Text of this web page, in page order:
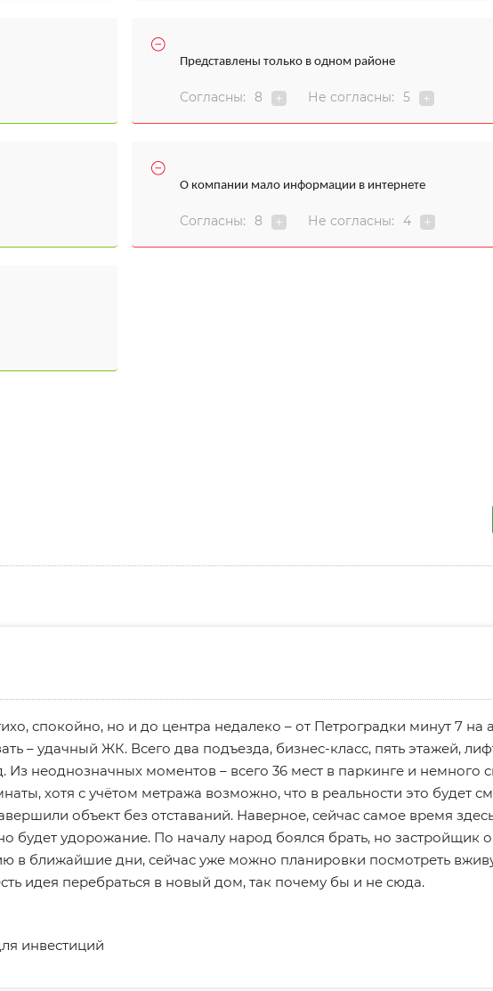
Представлены только в одном районе
Согласны: 8 Не согласны: 5
О компании мало информации в интернете
Согласны: 8 Не согласны: 4
спокойно, но и до центра недалеко – от Петроградки минут 7 на
– удачный ЖК. Всего два подъезда, бизнес-класс, пять этажей,
Из неоднозначных моментов – всего 36 мест в паркинге и немного
хотя с учётом метража возможно, что в реальности это будет
объект без отставаний. Наверное, сейчас самое время
будет удорожание. По началу народ боялся брать, но застройщик
в ближайшие дни, сейчас уже можно планировки посмотреть
идея перебраться в новый дом, так почему бы и не сюда.
инвестиций